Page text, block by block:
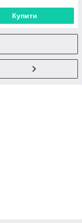
Купити